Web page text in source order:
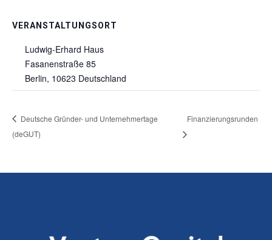
VERANSTALTUNGSORT
Ludwig-Erhard Haus
Fasanenstraße 85
Berlin, 10623 Deutschland
Deutsche Gründer- und Unternehmertage
(deGUT)
Finanzierungsrunden